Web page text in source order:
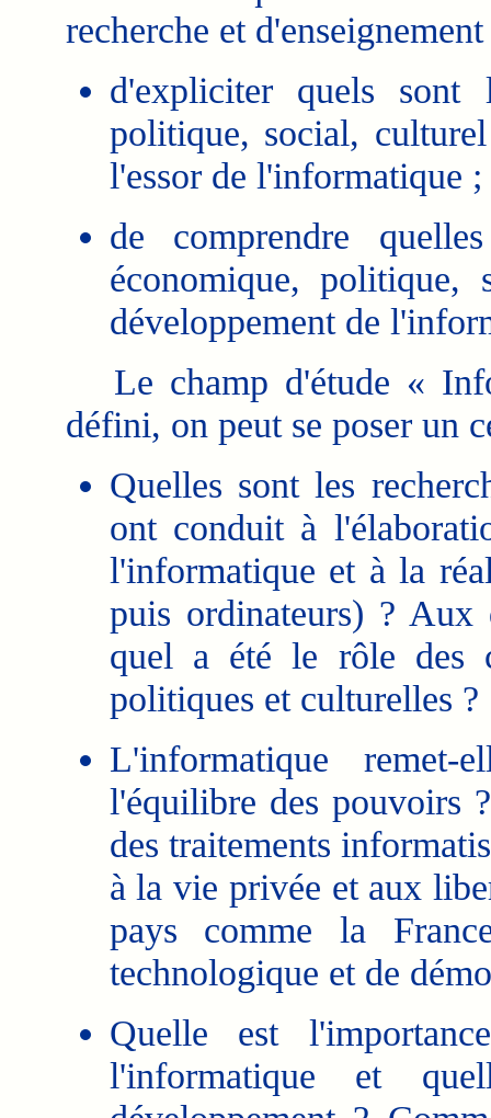
recherche et
d'expliciter quels sont
politique, social,
l'essor de l'informatique ;
de comprendre
économique, politique,
développement de
Le champ d'étude «
défini, on peut se poser un
Quelles sont les
ont conduit à
l'informatique et à la
puis ordinateurs) ? Aux
quel a été le rôle des
politiques et culturelles ?
L'informatique
l'équilibre des pouvoirs
des traitements
à la vie privée et aux
pays comme la
technologique et de
Quelle est
l'informatique et